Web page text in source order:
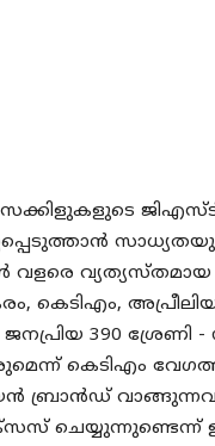
ജിഎസ്ടി
വ്യത്യസ്തമായ
ജനപ്രിയ 390
കെടിഎം
ബ്രാൻഡ്